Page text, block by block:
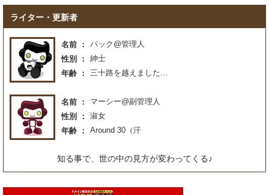
ライター・更新者
名前
パック@管理人
性別
紳士
年齢
三十路を越えました…
名前
マーシー@副管理人
性別
淑女
年齢
Around 30（汗
知る事で、世の中の見方が変わってくる♪